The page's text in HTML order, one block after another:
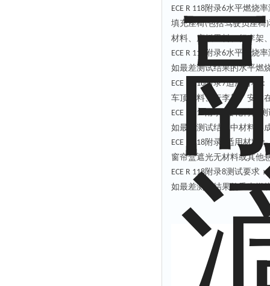
ECE R 118附录6水平燃烧
填充座椅(包括驾驶员座椅)
材料、底板里料、行李架
ECE R 118
附录6水平燃烧
如最差测试结果的水平燃
ECE R 118附录7适用材料：
车顶里料、行李架、安放
ECE R 118附录
熔化特性
如最差测试结果中材料形
ECE R 118附录
适用材料：
窗帘盒遮光无材料或其他
ECE R 118附录8测试要求：
如最差测试结果的垂直燃